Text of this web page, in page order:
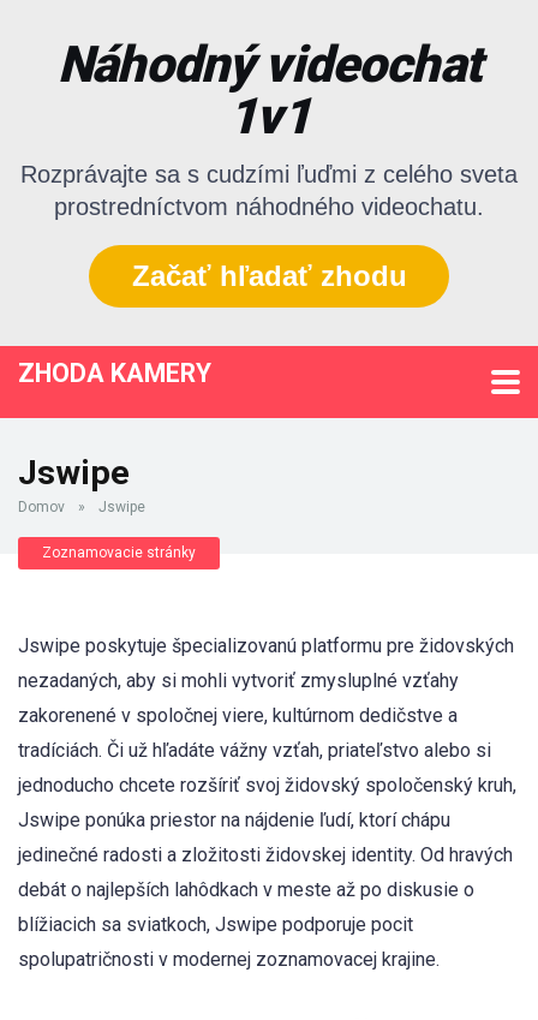
Náhodný videochat
1v1
Rozprávajte sa s cudzími ľuďmi z celého sveta
prostredníctvom náhodného videochatu.
Začať hľadať zhodu
ZHODA KAMERY
Jswipe
Domov » Jswipe
Zoznamovacie stránky
Jswipe poskytuje špecializovanú platformu pre židovských
nezadaných, aby si mohli vytvoriť zmysluplné vzťahy
zakorenené v spoločnej viere, kultúrnom dedičstve a
tradíciách. Či už hľadáte vážny vzťah, priateľstvo alebo si
jednoducho chcete rozšíriť svoj židovský spoločenský kruh,
Jswipe ponúka priestor na nájdenie ľudí, ktorí chápu
jedinečné radosti a zložitosti židovskej identity. Od hravých
debát o najlepších lahôdkach v meste až po diskusie o
blížiacich sa sviatkoch, Jswipe podporuje pocit
spolupatričnosti v modernej zoznamovacej krajine.